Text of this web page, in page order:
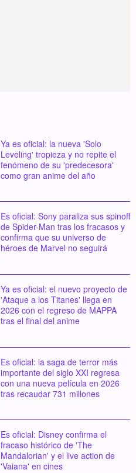
Ya es oficial: la nueva 'Solo
Leveling' tropieza y no repite el
fenómeno de su 'predecesora'
como gran anime del año
Es oficial: Sony paraliza sus spinoff
de Spider-Man tras los fracasos y
confirma que su universo de
héroes de Marvel no seguirá
Ya es oficial: el nuevo proyecto de
'Ataque a los Titanes' llega en
2026 con el regreso de MAPPA
tras el final del anime
Es oficial: la saga de terror más
importante del siglo XXI regresa
con una nueva película en 2026
tras recaudar 731 millones
Es oficial: Disney confirma el
fracaso histórico de 'The
Mandalorian' y el live action de
'Vaiana' en cines